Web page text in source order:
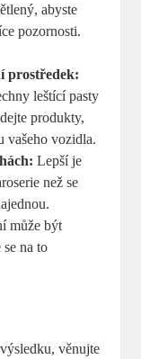
abyste
pozornosti.
prostředek:
leštící pasty
produkty,
vašeho vozidla.
Lepší je
než se
může být
na to
věnujte